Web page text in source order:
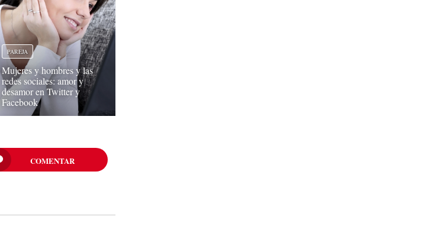
PAREJA
Mujeres y hombres y las
redes sociales: amor y
desamor en Twitter y
Facebook
COMENTAR